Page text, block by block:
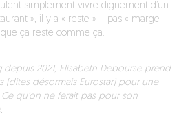
simplement vivre dignement d’un
», il y a « reste » – pas « marge
que ça reste comme ça.
depuis 2021, Elisabeth Debourse prend
(dites désormais Eurostar) pour une
qu’on ne ferait pas pour son